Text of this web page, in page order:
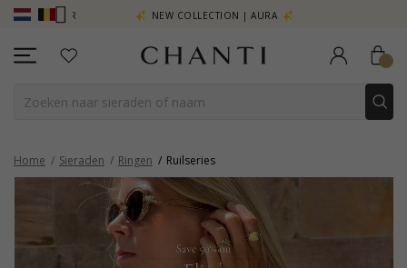
- KLIK HIER NEW COLLECTION | AURA
Home Sieraden Ringen Ruilseries